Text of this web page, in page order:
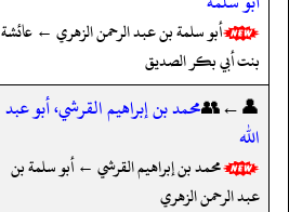
أبو سلمة بن عبد الرحمن الزهري ← عائشة
بنت أبي بكر الصديق
👤←👥محمد بن إبراهيم القرشي، أبو عبد
الله
محمد بن إبراهيم القرشي ← أبو سلمة بن
عبد الرحمن الزهري